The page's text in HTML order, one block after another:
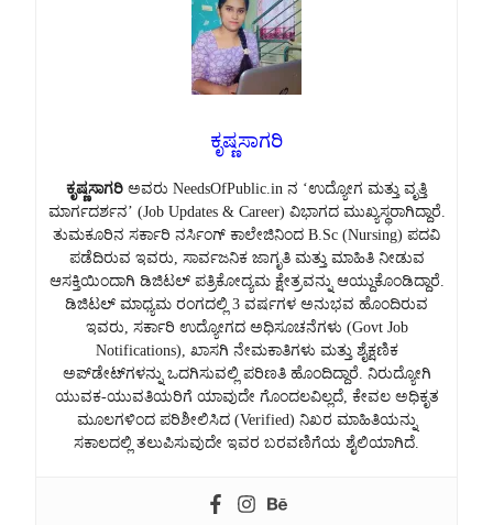
ಕೃಷ್ಣಸಾಗರಿ
ಕೃಷ್ಣಸಾಗರಿ ಅವರು NeedsOfPublic.in ನ ‘ಉದ್ಯೋಗ ಮತ್ತು ವೃತ್ತಿ
ಮಾರ್ಗದರ್ಶನ’ (Job Updates & Career) ವಿಭಾಗದ ಮುಖ್ಯಸ್ಥರಾಗಿದ್ದಾರೆ.
ತುಮಕೂರಿನ ಸರ್ಕಾರಿ ನರ್ಸಿಂಗ್ ಕಾಲೇಜಿನಿಂದ B.Sc (Nursing) ಪದವಿ
ಪಡೆದಿರುವ ಇವರು, ಸಾರ್ವಜನಿಕ ಜಾಗೃತಿ ಮತ್ತು ಮಾಹಿತಿ ನೀಡುವ
ಆಸಕ್ತಿಯಿಂದಾಗಿ ಡಿಜಿಟಲ್ ಪತ್ರಿಕೋದ್ಯಮ ಕ್ಷೇತ್ರವನ್ನು ಆಯ್ದುಕೊಂಡಿದ್ದಾರೆ.
ಡಿಜಿಟಲ್ ಮಾಧ್ಯಮ ರಂಗದಲ್ಲಿ 3 ವರ್ಷಗಳ ಅನುಭವ ಹೊಂದಿರುವ
ಇವರು, ಸರ್ಕಾರಿ ಉದ್ಯೋಗದ ಅಧಿಸೂಚನೆಗಳು (Govt Job
Notifications), ಖಾಸಗಿ ನೇಮಕಾತಿಗಳು ಮತ್ತು ಶೈಕ್ಷಣಿಕ
ಅಪ್‌ಡೇಟ್‌ಗಳನ್ನು ಒದಗಿಸುವಲ್ಲಿ ಪರಿಣತಿ ಹೊಂದಿದ್ದಾರೆ. ನಿರುದ್ಯೋಗಿ
ಯುವಕ-ಯುವತಿಯರಿಗೆ ಯಾವುದೇ ಗೊಂದಲವಿಲ್ಲದೆ, ಕೇವಲ ಅಧಿಕೃತ
ಮೂಲಗಳಿಂದ ಪರಿಶೀಲಿಸಿದ (Verified) ನಿಖರ ಮಾಹಿತಿಯನ್ನು
ಸಕಾಲದಲ್ಲಿ ತಲುಪಿಸುವುದೇ ಇವರ ಬರವಣಿಗೆಯ ಶೈಲಿಯಾಗಿದೆ.